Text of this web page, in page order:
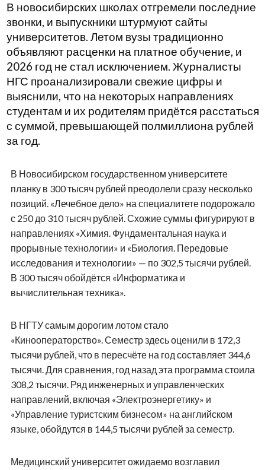
В новосибирских школах отгремели последние
звонки, и выпускники штурмуют сайты
университетов. Летом вузы традиционно
объявляют расценки на платное обучение, и
2026 год не стал исключением. Журналисты
НГС проанализировали свежие цифры и
выяснили, что на некоторых направлениях
студентам и их родителям придётся расстаться
с суммой, превышающей полмиллиона рублей
за год.
В Новосибирском государственном университете
планку в 300 тысяч рублей преодолели сразу несколько
позиций. «Лечебное дело» на специалитете подорожало
с 250 до 310 тысяч рублей. Схожие суммы фигурируют в
направлениях «Химия. Фундаментальная наука и
прорывные технологии» и «Биология. Передовые
исследования и технологии» — по 302,5 тысячи рублей.
В 300 тысяч обойдётся «Информатика и
вычислительная техника».
В НГТУ самым дорогим лотом стало
«Кинооператорство». Семестр здесь оценили в 172,3
тысячи рублей, что в пересчёте на год составляет 344,6
тысячи. Для сравнения, год назад эта программа стоила
308,2 тысячи. Ряд инженерных и управленческих
направлений, включая «Электроэнергетику» и
«Управление туристским бизнесом» на английском
языке, обойдутся в 144,5 тысячи рублей за семестр.
Медицинский университет ожидаемо возглавил